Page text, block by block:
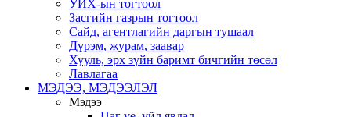
УИХ-ын тогтоол
Засгийн газрын тогтоол
Сайд, агентлагийн даргын тушаал
Дүрэм, журам, заавар
Хууль, эрх зүйн баримт бичгийн төсөл
Лавлагаа
МЭДЭЭ, МЭДЭЭЛЭЛ
Мэдээ